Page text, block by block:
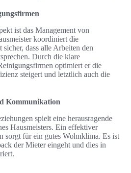
ist das Management von
koordiniert die
dass alle Arbeiten den
Durch die klare
optimiert er die
steigert und letztlich auch die
Kommunikation
spielt eine herausragende
Hausmeisters. Ein effektiver
sorgt für ein gutes Wohnklima. Es ist
der Mieter eingeht und dies in